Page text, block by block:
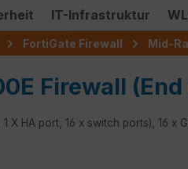
IT-Infrastruktur
FortiGate Firewall Mid-
Firewall
X HA port, 16 x switch ports), 16 x